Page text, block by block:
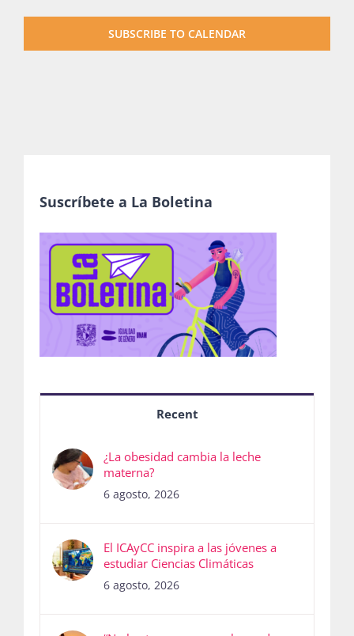
SUBSCRIBE TO CALENDAR
Suscríbete a La Boletina
Recent
¿La obesidad cambia la leche
materna?
6 agosto, 2026
El ICAyCC inspira a las jóvenes a
estudiar Ciencias Climáticas
6 agosto, 2026